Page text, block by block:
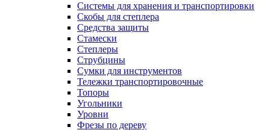
Системы для хранения и транспортировки
Скобы для степлера
Средства защиты
Стамески
Степлеры
Струбцины
Сумки для инструментов
Тележки транспортировочные
Топоры
Угольники
Уровни
Фрезы по дереву